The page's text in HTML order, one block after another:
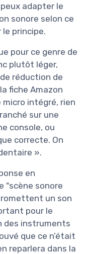
adapter le
sonore selon ce
principe.
pour ce genre de
plutôt léger,
réduction de
fiche Amazon
micro intégré, rien
sur une
console, ou
correcte. On
».
en
"scène sonore
un son
pour le
des instruments
que ce n’était
reparlera dans la